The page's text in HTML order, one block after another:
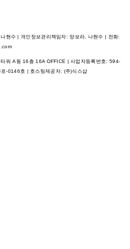
현수 | 개인정보관리책임자: 양보라, 나현수 | 전화:
워 A동 16층 16A OFFICE | 사업자등록번호: 594-
-0146호 | 호스팅제공자: (주)식스샵